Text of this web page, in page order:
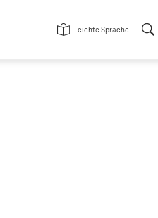
Leichte Sprache